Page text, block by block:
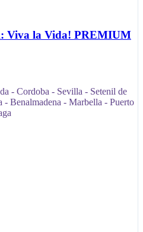
Viva la Vida! PREMIUM
- Cordoba - Sevilla - Setenil de
- Benalmadena - Marbella - Puerto